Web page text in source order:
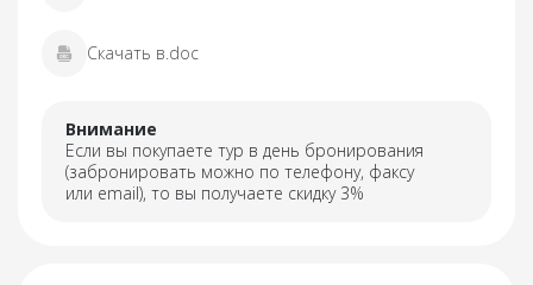
Скачать в.doc
Внимание
Если вы покупаете тур в день бронирования
(забронировать можно по телефону, факсу
или email), то вы получаете скидку 3%